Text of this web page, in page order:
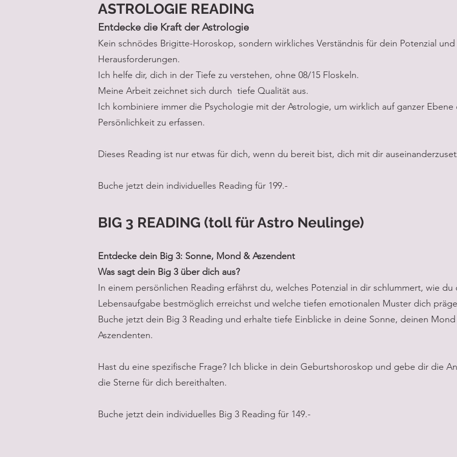
ASTROLOGIE READING​
Entdecke die Kraft der Astrologie
Kein schnödes Brigitte-Horoskop, sondern wirkliches Verständnis für dein Potenzial und
Herausforderungen.
Ich helfe dir, dich in der Tiefe zu verstehen, ohne 08/15 Floskeln.
Meine Arbeit zeichnet sich durch tiefe Qualität aus.
Ich kombiniere immer die Psychologie mit der Astrologie, um wirklich auf ganzer Ebene
Persönlichkeit zu erfassen.
Dieses Reading ist nur etwas für dich, wenn du bereit bist, dich mit dir
Buche jetzt dein individuelles Reading für 199.-
BIG 3 READING (toll für Astro Neulinge)
Entdecke dein Big 3: Sonne, Mond & Aszendent
Was sagt dein Big 3 über dich aus?
In einem persönlichen Reading erfährst du, welches Potenzial in dir schlummert, wie du
Lebensaufgabe bestmöglich erreichst und welche tiefen emotionalen Muster dich
Buche jetzt dein Big 3 Reading und erhalte tiefe Einblicke in deine Sonne, deinen
Aszendenten.
Hast du eine spezifische Frage? Ich blicke in dein Geburtshoroskop und gebe dir die
die Sterne für dich bereithalten.
Buche jetzt dein individuelles Big 3 Reading für 149.-